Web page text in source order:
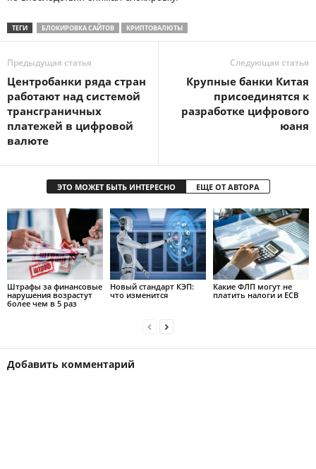
ТЕГИ БЛОКИРОВКА САЙТОВ КРИПТОВАЛЮТЫ
Предыдущая статья
Центробанки ряда стран
работают над системой
трансграничных
платежей в цифровой
валюте
Следующая статья
Крупные банки Китая
присоединятся к
разработке цифрового
юаня
ЭТО МОЖЕТ БЫТЬ ИНТЕРЕСНО ЕЩЕ ОТ АВТОРА
Штрафы за финансовые
нарушения возрастут
более чем в 5 раз
Новый стандарт КЭП:
что изменится
Какие ФЛП могут не
платить налоги и ЕСВ
Добавить комментарий